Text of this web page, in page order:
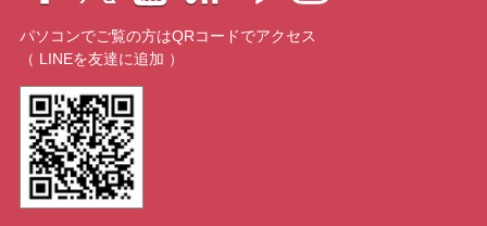
パソコンでご覧の方はQRコードでアクセス
（ LINEを友達に追加 ）